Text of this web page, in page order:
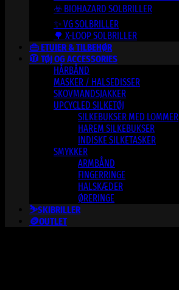
☣️ BIOHAZARD SOLBRILLER
✨ VG SOLBRILLER
🌳 X-LOOP SOLBRILLER
👜 ETUIER & TILBEHØR
🧥 TØJ OG ACCESSORIES
HÅRBÅND
MASKER / HALSEDISSER
SKOVMANDSJAKKER
UPCYCLED SILKETØJ
SILKEBUKSER MED LOMMER
HAREM SILKEBUKSER
INDISKE SILKETASKER
SMYKKER
ARMBÅND
FINGERRINGE
HALSKÆDER
ØRERINGE
⛷️SKIBRILLER
🪙OUTLET